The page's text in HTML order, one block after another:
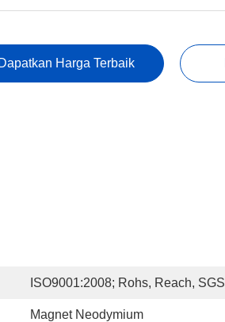
Dapatkan Harga Terbaik
ISO9001:2008; Rohs, Reach, SGS
Magnet Neodymium